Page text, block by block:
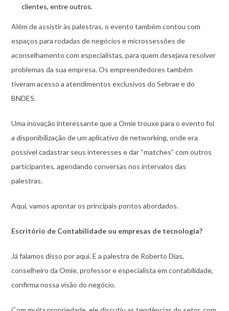
clientes, entre outros.
Além de assistir às palestras, o evento também contou com
espaços para rodadas de negócios e microssessões de
aconselhamento com especialistas, para quem desejava resolver
problemas da sua empresa. Os empreendedores também
tiveram acesso a atendimentos exclusivos do Sebrae e do
BNDES.
Uma inovação interessante que a Omie trouxe para o evento foi
a disponibilização de um aplicativo de networking, onde era
possível cadastrar seus interesses e dar “matches” com outros
participantes, agendando conversas nos intervalos das
palestras.
Aqui, vamos apontar os principais pontos abordados.
Escritório de Contabilidade ou empresas de tecnologia?
Já falamos disso por aqui. E a palestra de Roberto Dias,
conselheiro da Omie, professor e especialista em contabilidade,
confirma nossa visão do negócio.